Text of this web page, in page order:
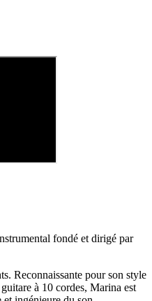
fondé et dirigé par
Reconnaissante pour son style
à 10 cordes, Marina est